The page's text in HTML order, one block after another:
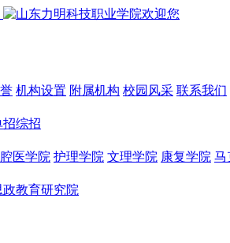
机构设置 附属机构 校园风采 联系我们
招综招
医学院 护理学院 文理学院 康复学院 马
政教育研究院